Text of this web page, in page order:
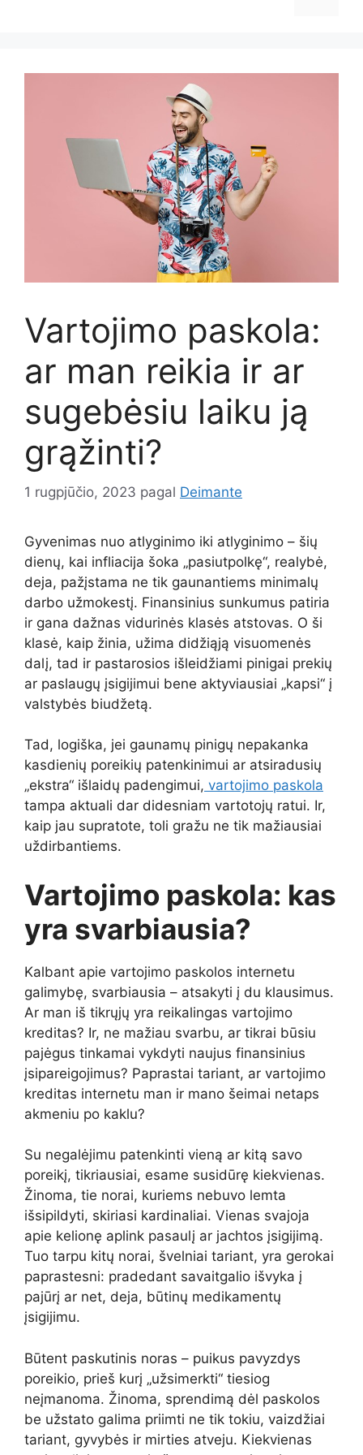
Vartojimo paskola:
ar man reikia ir ar
sugebėsiu laiku ją
grąžinti?
1 rugpjūčio, 2023 pagal Deimante
Gyvenimas nuo atlyginimo iki atlyginimo – šių
dienų, kai infliacija šoka „pasiutpolkę“, realybė,
deja, pažįstama ne tik gaunantiems minimalų
darbo užmokestį. Finansinius sunkumus patiria
ir gana dažnas vidurinės klasės atstovas. O ši
klasė, kaip žinia, užima didžiąją visuomenės
dalį, tad ir pastarosios išleidžiami pinigai prekių
ar paslaugų įsigijimui bene aktyviausiai „kapsi“ į
valstybės biudžetą.
Tad, logiška, jei gaunamų pinigų nepakanka
kasdienių poreikių patenkinimui ar atsiradusių
„ekstra“ išlaidų padengimui, vartojimo paskola
tampa aktuali dar didesniam vartotojų ratui. Ir,
kaip jau supratote, toli gražu ne tik mažiausiai
uždirbantiems.
Vartojimo paskola: kas
yra svarbiausia?
Kalbant apie vartojimo paskolos internetu
galimybę, svarbiausia – atsakyti į du klausimus.
Ar man iš tikrųjų yra reikalingas vartojimo
kreditas? Ir, ne mažiau svarbu, ar tikrai būsiu
pajėgus tinkamai vykdyti naujus finansinius
įsipareigojimus? Paprastai tariant, ar vartojimo
kreditas internetu man ir mano šeimai netaps
akmeniu po kaklu?
Su negalėjimu patenkinti vieną ar kitą savo
poreikį, tikriausiai, esame susidūrę kiekvienas.
Žinoma, tie norai, kuriems nebuvo lemta
išsipildyti, skiriasi kardinaliai. Vienas svajoja
apie kelionę aplink pasaulį ar jachtos įsigijimą.
Tuo tarpu kitų norai, švelniai tariant, yra gerokai
paprastesni: pradedant savaitgalio išvyka į
pajūrį ar net, deja, būtinų medikamentų
įsigijimu.
Būtent paskutinis noras – puikus pavyzdys
poreikio, prieš kurį „užsimerkti“ tiesiog
neįmanoma. Žinoma, sprendimą dėl paskolos
be užstato galima priimti ne tik tokiu, vaizdžiai
tariant, gyvybės ir mirties atveju. Kiekvienas